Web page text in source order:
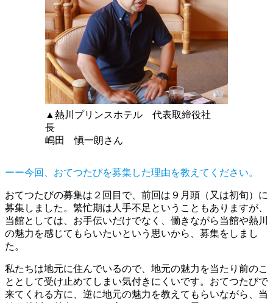
▲熱川プリンスホテル 代表取締役社
長
嶋田 愼一朗さん
ーー今回、おてつたびを募集した理由を教えてください。
おてつたびの募集は２回目で、前回は９月頭（又は初旬）に
募集しました。繁忙期は人手不足ということもありますが、
当館としては、お手伝いだけでなく、働きながら当館や熱川
の魅力を感じてもらいたいという思いから、募集をしまし
た。
私たちは地元に住んでいるので、地元の魅力を当たり前のこ
ととして受け止めてしまい気付きにくいです。おてつたびで
来てくれる方に、逆に地元の魅力を教えてもらいながら、当